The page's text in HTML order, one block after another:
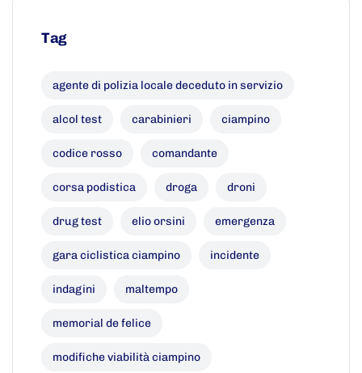
Tag
agente di polizia locale deceduto in servizio
alcol test carabinieri ciampino
codice rosso comandante
corsa podistica droga droni
drug test elio orsini emergenza
gara ciclistica ciampino incidente
indagini maltempo
memorial de felice
modifiche viabilità ciampino